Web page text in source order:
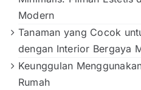
Modern
Tanaman yang Cocok
dengan Interior Bergaya
Keunggulan
Rumah